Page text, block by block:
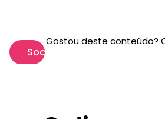
Social
Gostou deste conteúdo?